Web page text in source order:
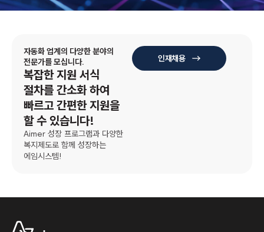
자동화 업계의 다양한 분야의
전문가를 모십니다.
복잡한 지원 서식
절차를 간소화 하여
빠르고 간편한 지원을
할 수 있습니다!
Aimer 성장 프로그램과 다양한
복지제도로 함께 성장하는
에임시스템!
인재채용